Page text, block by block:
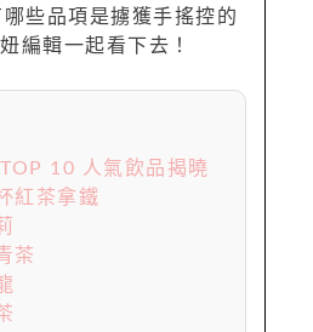
些品項是擄獲手搖控的
編輯一起看下去！
10 人氣飲品揭曉
紅茶拿鐵
茶